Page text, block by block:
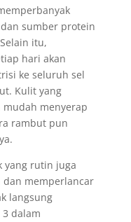
sumber protein
itu,
hari akan
ke seluruh sel
Kulit yang
menyerap
rambut pun
yang rutin juga
memperlancar
langsung
dalam